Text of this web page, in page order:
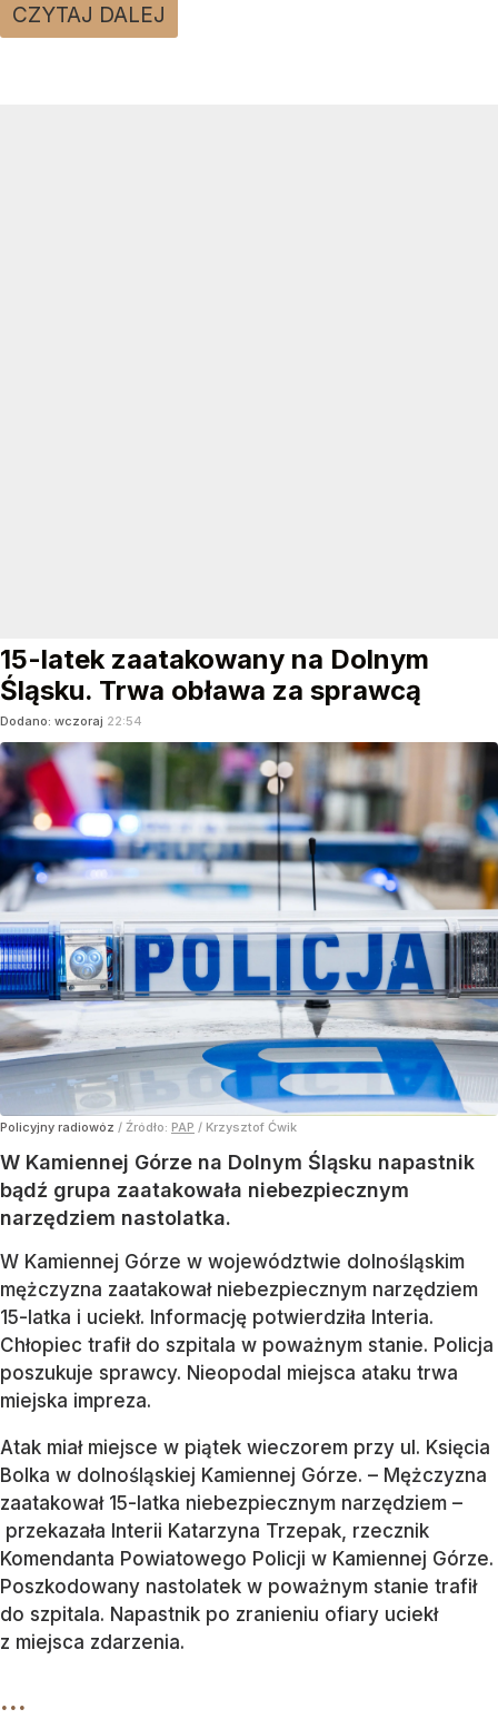
CZYTAJ DALEJ
15-latek zaatakowany na Dolnym
Śląsku. Trwa obława za sprawcą
Dodano: wczoraj 22:54
Policyjny radiowóz / Źródło: PAP / Krzysztof Ćwik
W Kamiennej Górze na Dolnym Śląsku napastnik
bądź grupa zaatakowała niebezpiecznym
narzędziem nastolatka.
W Kamiennej Górze w województwie dolnośląskim
mężczyzna zaatakował niebezpiecznym narzędziem
15-latka i uciekł. Informację potwierdziła Interia.
Chłopiec trafił do szpitala w poważnym stanie. Policja
poszukuje sprawcy. Nieopodal miejsca ataku trwa
miejska impreza.
Atak miał miejsce w piątek wieczorem przy ul. Księcia
Bolka w dolnośląskiej Kamiennej Górze. – Mężczyzna
zaatakował 15-latka niebezpiecznym narzędziem –
przekazała Interii Katarzyna Trzepak, rzecznik
Komendanta Powiatowego Policji w Kamiennej Górze.
Poszkodowany nastolatek w poważnym stanie trafił
do szpitala. Napastnik po zranieniu ofiary uciekł
z miejsca zdarzenia.
...